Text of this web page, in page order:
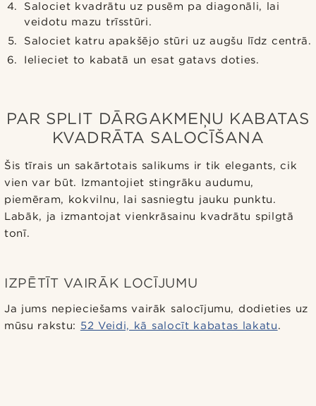
Salociet kvadrātu uz pusēm pa diagonāli, lai
veidotu mazu trīsstūri.
Salociet katru apakšējo stūri uz augšu līdz centrā.
Ielieciet to kabatā un esat gatavs doties.
PAR SPLIT DĀRGAKMEŅU KABATAS
KVADRĀTA SALOCĪŠANA
Šis tīrais un sakārtotais salikums ir tik elegants, cik
vien var būt. Izmantojiet stingrāku audumu,
piemēram, kokvilnu, lai sasniegtu jauku punktu.
Labāk, ja izmantojat vienkrāsainu kvadrātu spilgtā
tonī.
IZPĒTĪT VAIRĀK LOCĪJUMU
Ja jums nepieciešams vairāk salocījumu, dodieties uz
mūsu rakstu: 52 Veidi, kā salocīt kabatas lakatu.